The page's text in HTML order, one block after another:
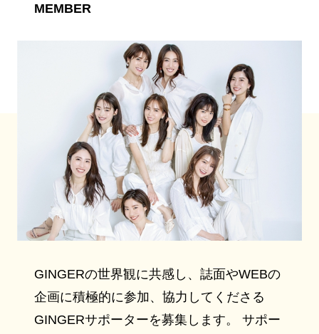
MEMBER
GINGERの世界観に共感し、誌面やWEBの
企画に積極的に参加、協力してくださる
GINGERサポーターを募集します。 サポー